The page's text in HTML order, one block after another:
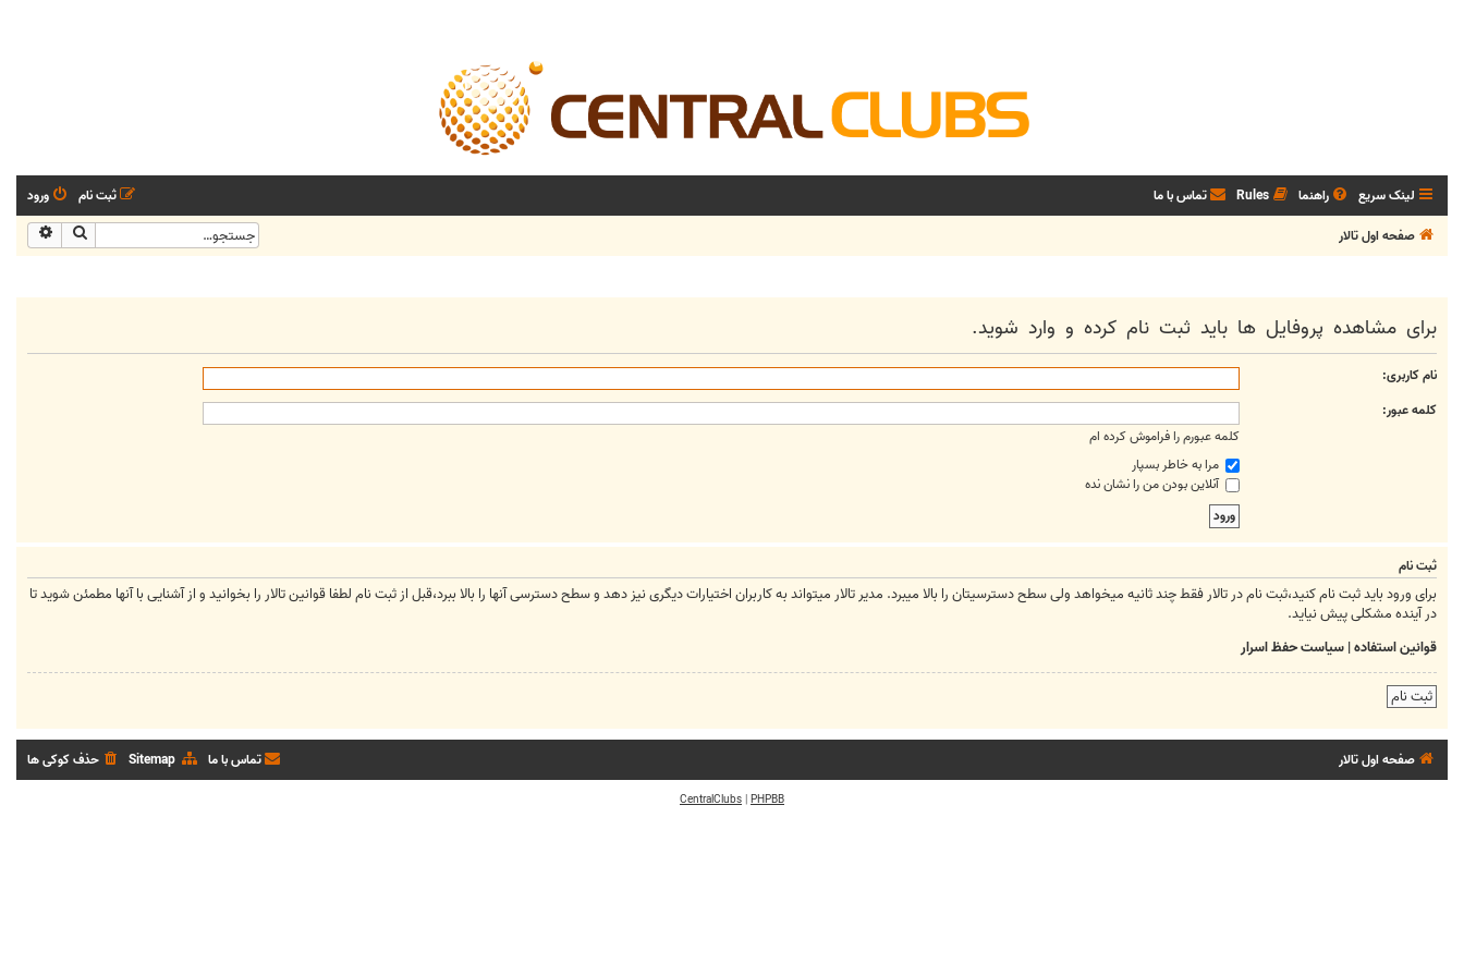
لینک سریع راهنما Rules تماس با ما ورود
ثبت نام
صفحه اول تالار
جستجو
برای مشاهده پروفایل ها باید ثبت نام کرده و وارد شوید.
نام کاربری:
کلمه عبور:
کلمه عبورم را فراموش کرده ام
مرا به خاطر بسپار
آنلاین بودن من را نشان نده
ثبت نام
برای ورود باید ثبت نام کنید،ثبت نام در تالار فقط چند ثانیه میخواهد ولی سطح دسترسیتان را بالا میبرد. مدیر تالار میتواند به کاربران اختیارات دیگری نیز دهد و سطح دسترسی آنها را بالا ببرد،قبل از ثبت نام لطفا قوانین تالار را بخوانید و از آشنایی با آنها مطمئن شوید تا
در آینده مشکلی پیش نیاید.
قوانین استفاده|سیاست حفظ اسرار
ثبت نام
صفحه اول تالار حذف کوکی ها Sitemap تماس با ما
PHPBB
|
CentralClubs